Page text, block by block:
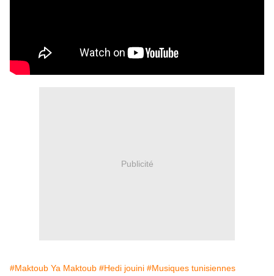
Publicité
#Maktoub Ya Maktoub #Hedi jouini #Musiques tunisiennes